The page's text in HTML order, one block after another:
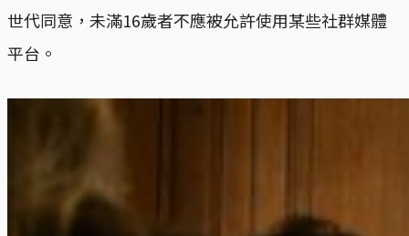
世代同意，未滿16歲者不應被允許使用某些社群媒體
平台。